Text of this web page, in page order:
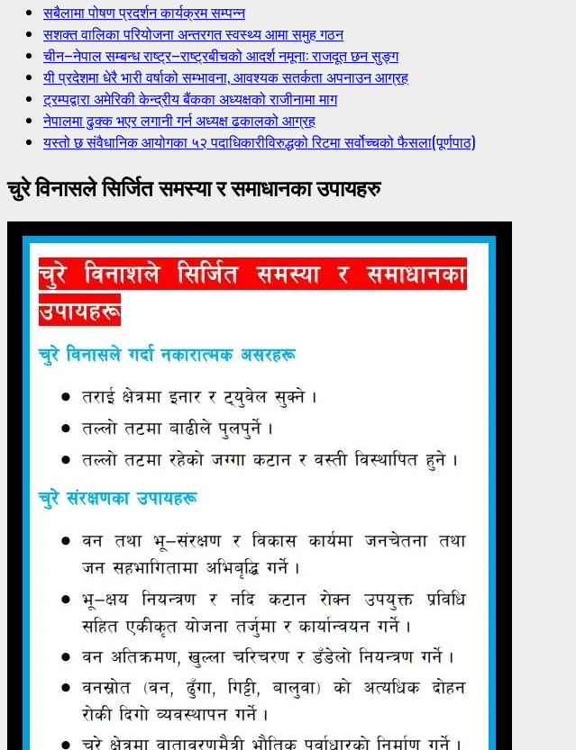
सबैलामा पोषण प्रदर्शन कार्यक्रम सम्पन्न
सशक्त वालिका परियोजना अन्तरगत स्वस्थ्य आमा समुह गठन
चीन–नेपाल सम्बन्ध राष्ट्र–राष्ट्रबीचको आदर्श नमूना: राजदूत छन सुङ्ग
यी प्रदेशमा धेरै भारी वर्षाको सम्भावना, आवश्यक सतर्कता अपनाउन आग्रह
ट्रम्पद्वारा अमेरिकी केन्द्रीय बैंकका अध्यक्षको राजीनामा माग
नेपालमा ढुक्क भएर लगानी गर्न अध्यक्ष ढकालको आग्रह
यस्तो छ संवैधानिक आयोगका ५२ पदाधिकारीविरुद्धको रिटमा सर्वोच्चको फैसला(पूर्णपाठ)
चुरे विनासले सिर्जित समस्या र समाधानका उपायहरु